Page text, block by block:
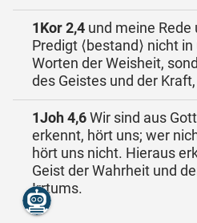
1Kor 2,4 und meine Rede
Predigt ⟨bestand⟩ nicht
Worten der Weisheit,
des Geistes und der Kraft,
1Joh 4,6Wir sind aus
erkennt, hört uns; wer
hört uns nicht. Hieraus
Geist der Wahrheit und
Irrtums.